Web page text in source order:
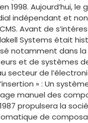
1998. Aujourd’hui,
indépendant et
Avant de
Systems était
notamment dans
et de systèmes
secteur de
» : Un
manuel des
propulsera la
de